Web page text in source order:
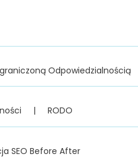
Odpowiedzialnością
| RODO
SEO Before After